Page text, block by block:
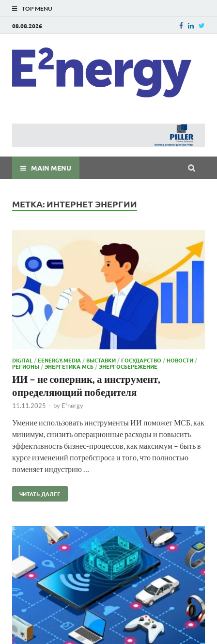
TOP MENU
08.08.2026
MAIN MENU
МЕТКА: ИНТЕРНЕТ ЭНЕРГИИ
DIGITAL /EENERGY.MEDIA /ВЫСТАВКИ /ГОСУДАРСТВО /НОВОСТИ /
РЕГИОНЫ /ЭНЕРГЕТИКА МСБ /ЭНЕРГОСБЕРЕЖЕНИЕ
ИИ – не соперник, а инструмент,
определяющий победителя
11.11.2025 - by E²nergy
Умение использовать инструменты ИИ поможет МСБ, как
минимум, снизить операционные расходы и повысить
эффективность бизнес-процессов, как максимум – быть в
курсе изменений потребспроса и того, что полностью
поменяет индустрию …
ЧИТАТЬ ДАЛЕЕ